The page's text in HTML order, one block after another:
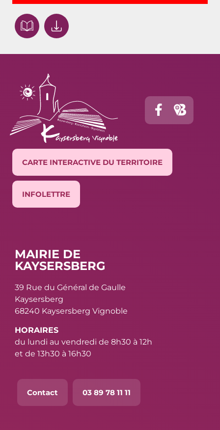
CARTE INTERACTIVE DU TERRITOIRE
INFOLETTRE
MAIRIE DE
KAYSERSBERG
39 Rue du Général de Gaulle
Kaysersberg
68240 Kaysersberg Vignoble
HORAIRES
du lundi au vendredi de 8h30 à 12h
et de 13h30 à 16h30
Contact 03 89 78 11 11